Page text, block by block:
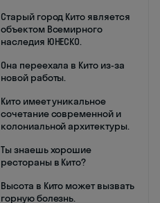
Старый город Кито является
объектом Всемирного
наследия ЮНЕСКО.
Она переехала в Кито из-за
новой работы.
Кито имеет уникальное
сочетание современной и
колониальной архитектуры.
Ты знаешь хорошие
рестораны в Кито?
Высота в Кито может вызвать
горную болезнь.